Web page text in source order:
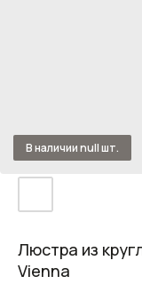
Люстра из
Vienna